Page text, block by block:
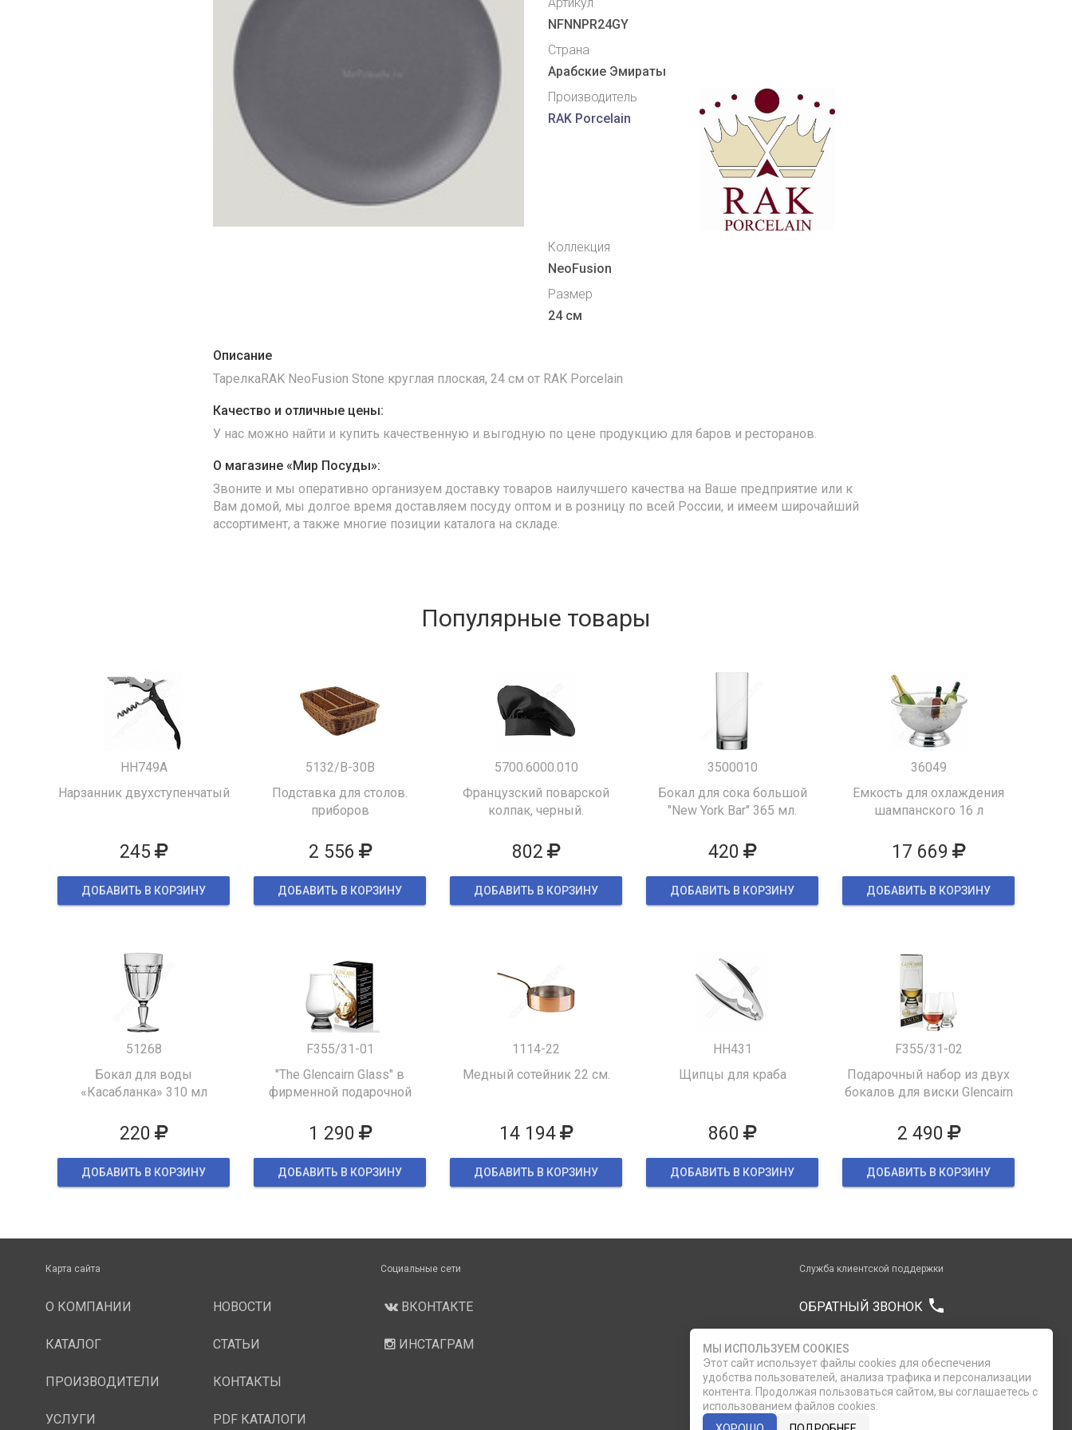
NFNNPR24GY
Страна
Арабские Эмираты
Производитель
RAK Porcelain
Коллекция
NeoFusion
Размер
24 см
Описание
ТарелкаRAK NeoFusion Stone круглая плоская, 24 см от RAK Porcelain
Качество и отличные цены:
У нас можно найти и купить качественную и выгодную по цене продукцию для баров и ресторанов.
О магазине «Мир Посуды»:
Звоните и мы оперативно организуем доставку товаров наилучшего качества на Ваше предприятие или к
Вам домой, мы долгое время доставляем посуду оптом и в розницу по всей России, и имеем широчайший
ассортимент, а также многие позиции каталога на складе.
Популярные товары
HH749A
Нарзанник двухступенчатый
245
ДОБАВИТЬ В КОРЗИНУ
5132/B-30B
Подставка для столов.
приборов
2 556
ДОБАВИТЬ В КОРЗИНУ
5700.6000.010
Французский поварской
колпак, черный.
802
ДОБАВИТЬ В КОРЗИНУ
3500010
Бокал для сока большой
"New York Bar" 365 мл.
420
ДОБАВИТЬ В КОРЗИНУ
36049
Емкость для охлаждения
шампанского 16 л
17 669
ДОБАВИТЬ В КОРЗИНУ
51268
Бокал для воды
«Касабланка» 310 мл
220
ДОБАВИТЬ В КОРЗИНУ
F355/31-01
"The Glencairn Glass" в
фирменной подарочной
1 290
ДОБАВИТЬ В КОРЗИНУ
1114-22
Медный сотейник 22 см.
14 194
ДОБАВИТЬ В КОРЗИНУ
HH431
Щипцы для краба
860
ДОБАВИТЬ В КОРЗИНУ
F355/31-02
Подарочный набор из двух
бокалов для виски Glencairn
2 490
ДОБАВИТЬ В КОРЗИНУ
Карта сайта
О КОМПАНИИ
КАТАЛОГ
ПРОИЗВОДИТЕЛИ
УСЛУГИ
НОВОСТИ
СТАТЬИ
КОНТАКТЫ
PDF КАТАЛОГИ
Социальные сети
ВКОНТАКТЕ
ИНСТАГРАМ
Служба клиентской поддержки
ОБРАТНЫЙ ЗВОНОК phone
8 (812) 335-21-16
8 (812) 335-21-17
7 (911) 947-43-48
МЫ ИСПОЛЬЗУЕМ COOKIES
Этот сайт использует файлы cookies для обеспечения
удобства пользователей, анализа трафика и персонализации
контента. Продолжая пользоваться сайтом, вы соглашаетесь с
использованием файлов cookies.